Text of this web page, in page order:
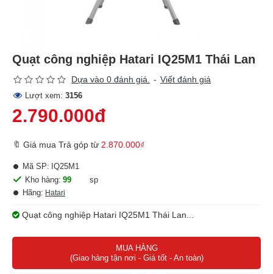
Quạt công nghiệp Hatari IQ25M1 Thái Lan
Dựa vào 0 đánh giá. - Viết đánh giá
Lượt xem: 3156
2.790.000đ
🔖 Giá mua Trả góp từ 2.870.000₫
Kho hàng: 99
sp
Hãng: Hatari
Mã SP: IQ25M1
Quạt công nghiệp Hatari IQ25M1 Thái Lan...
MUA HÀNG
(Giao hàng tận nơi - Giá tốt - An toàn)